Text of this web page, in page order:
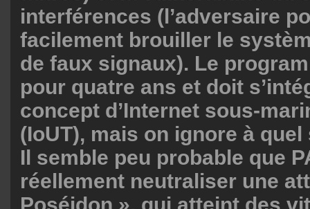
interférences (l’adversaire
facilement brouiller le
de faux signaux). Le
pour quatre ans et doit
concept d’Internet sous-
(IoUT), mais on ignore à
Il semble peu probable que
réellement neutraliser une